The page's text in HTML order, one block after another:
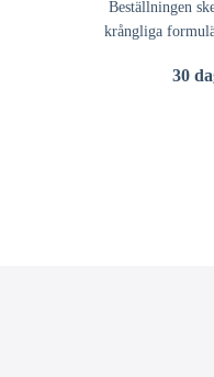
Beställningen
krångliga
30